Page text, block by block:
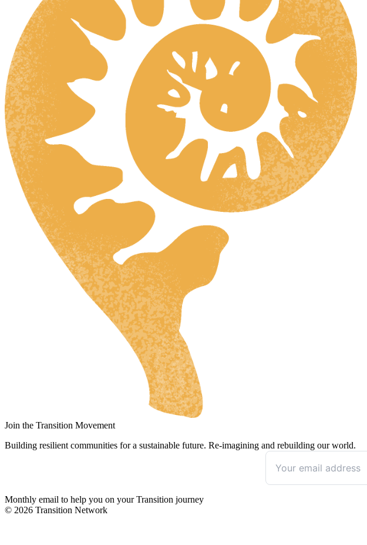
Join the Transition Movement
Building resilient communities for a sustainable future. Re-imagining and rebuilding our world.
Monthly email to help you on your Transition journey
© 2026 Transition Network
ES_MX
IT
SV
UK
RU
ZH
HR